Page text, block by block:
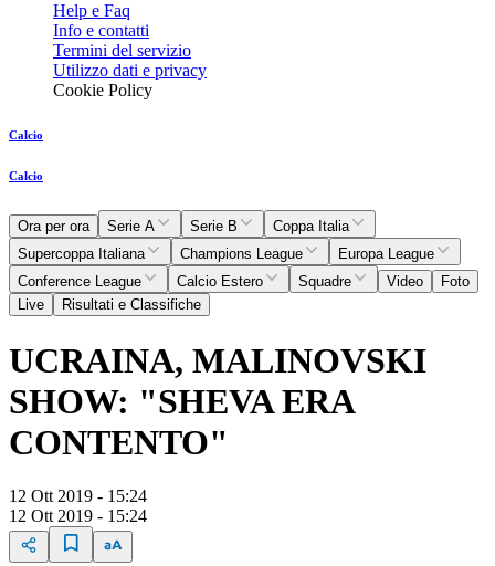
Help e Faq
Info e contatti
Termini del servizio
Utilizzo dati e privacy
Cookie Policy
Calcio
Calcio
Ora per ora Serie A Serie B
Coppa Italia
Supercoppa Italiana
Champions League
Europa League
Conference League
Calcio Estero Squadre Video
Foto
Live
Risultati e Classifiche
UCRAINA, MALINOVSKI
SHOW: "SHEVA ERA
CONTENTO"
12 Ott 2019 - 15:24
12 Ott 2019 - 15:24